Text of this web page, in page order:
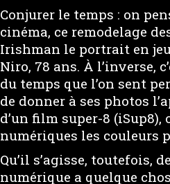
Conjurer le temps : on
cinéma, ce remodelage
Irishman le portrait en
Niro, 78 ans. À l’inverse,
du temps que l’on sent
de donner à ses photos
d’un film super-8
numériques les couleurs
Qu’il s’agisse, toutefois,
numérique a quelque